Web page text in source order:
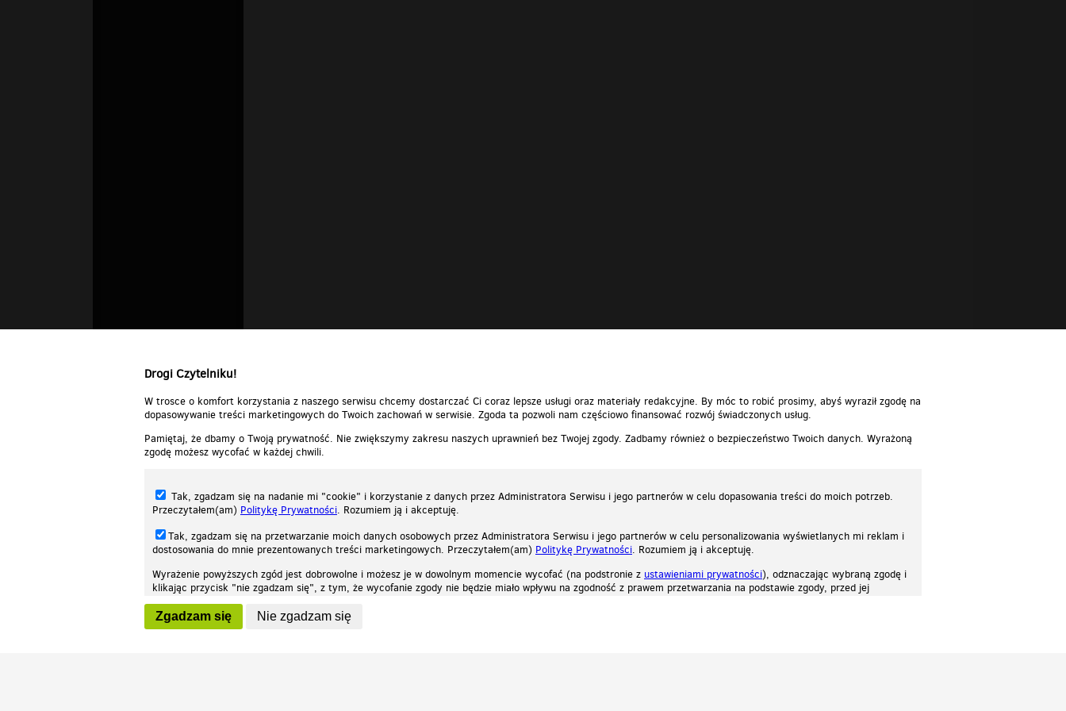
możliwość wyłączenia ich w przeglądarce, dzięki czemu nie będą zbierane żadne informacje.
Drogi Czytelniku!
W trosce o komfort korzystania z naszego serwisu chcemy dostarczać Ci coraz lepsze usługi oraz materiały redakcyjne. By móc to robić prosimy, abyś wyraził zgodę na
dopasowywanie treści marketingowych do Twoich zachowań w serwisie. Zgoda ta pozwoli nam częściowo finansować rozwój świadczonych usług.
Pamiętaj, że dbamy o Twoją prywatność. Nie zwiększymy zakresu naszych uprawnień bez Twojej zgody. Zadbamy również o bezpieczeństwo Twoich danych. Wyrażoną
zgodę możesz wycofać w każdej chwili.
Tak, zgadzam się na nadanie mi "cookie" i korzystanie z danych przez Administratora Serwisu i jego partnerów w celu dopasowania treści do moich potrzeb.
Przeczytałem(am) Politykę Prywatności. Rozumiem ją i akceptuję.
Tak, zgadzam się na przetwarzanie moich danych osobowych przez Administratora Serwisu i jego partnerów w celu personalizowania wyświetlanych mi reklam i
dostosowania do mnie prezentowanych treści marketingowych. Przeczytałem(am) Politykę Prywatności. Rozumiem ją i akceptuję.
Wyrażenie powyższych zgód jest dobrowolne i możesz je w dowolnym momencie wycofać (na podstronie z ustawieniami prywatności), odznaczając wybraną zgodę i
klikając przycisk "nie zgadzam się", z tym, że wycofanie zgody nie będzie miało wpływu na zgodność z prawem przetwarzania na podstawie zgody, przed jej
wycofaniem.
Zgadzam się
Nie zgadzam się